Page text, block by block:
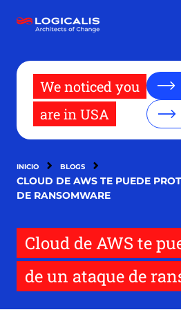
contenido
We noticed you
are in USA
INICIO BLOGS
CLOUD DE AWS TE PUEDE
DE RANSOMWARE
Cloud de AWS te
de un ataque de